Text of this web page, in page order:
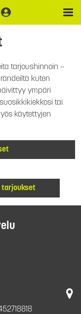
tarjoushinnoin –
kuten
ympäri
tai
käytettyjen
tarjoukset